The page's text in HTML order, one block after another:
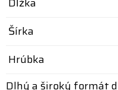
Šírka
Hrúbka
Dlhý a široký formát